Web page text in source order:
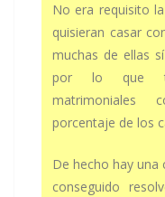
No era requisito
quisieran casar
muchas de ellas
por lo que
matrimoniales
porcentaje de los
De hecho hay una
conseguido